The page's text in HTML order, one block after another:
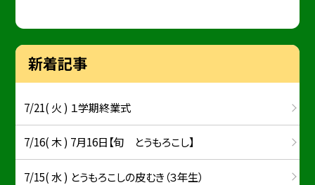
新着記事
7/21( 火 ) １学期終業式
7/16( 木 ) 7月16日【旬 とうもろこし】
7/15( 水 ) とうもろこしの皮むき（３年生）